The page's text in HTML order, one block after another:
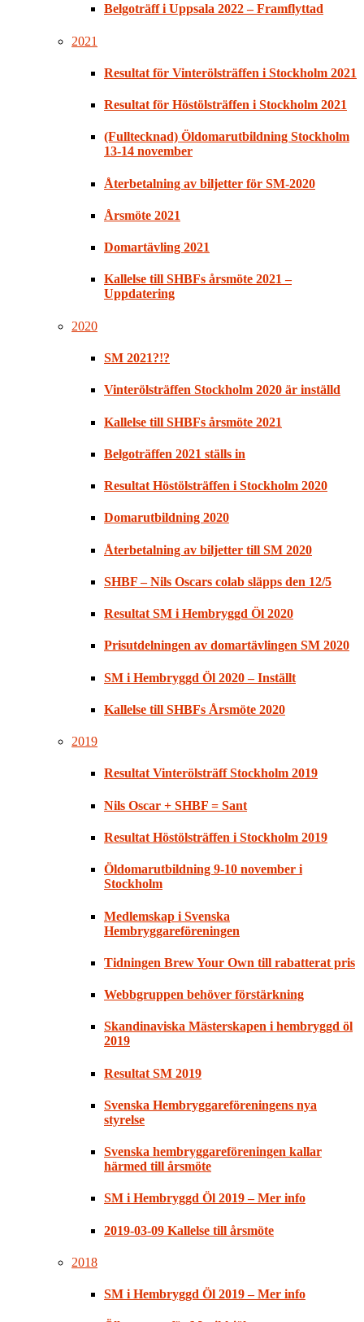
Belgoträff i Uppsala 2022 – Framflyttad
2021
Resultat för Vinterölsträffen i Stockholm 2021
Resultat för Höstölsträffen i Stockholm 2021
(Fulltecknad) Öldomarutbildning Stockholm
13-14 november
Återbetalning av biljetter för SM-2020
Årsmöte 2021
Domartävling 2021
Kallelse till SHBFs årsmöte 2021 –
Uppdatering
2020
SM 2021?!?
Vinterölsträffen Stockholm 2020 är inställd
Kallelse till SHBFs årsmöte 2021
Belgoträffen 2021 ställs in
Resultat Höstölsträffen i Stockholm 2020
Domarutbildning 2020
Återbetalning av biljetter till SM 2020
SHBF – Nils Oscars colab släpps den 12/5
Resultat SM i Hembryggd Öl 2020
Prisutdelningen av domartävlingen SM 2020
SM i Hembryggd Öl 2020 – Inställt
Kallelse till SHBFs Årsmöte 2020
2019
Resultat Vinterölsträff Stockholm 2019
Nils Oscar + SHBF = Sant
Resultat Höstölsträffen i Stockholm 2019
Öldomarutbildning 9-10 november i
Stockholm
Medlemskap i Svenska
Hembryggareföreningen
Tidningen Brew Your Own till rabatterat pris
Webbgruppen behöver förstärkning
Skandinaviska Mästerskapen i hembryggd öl
2019
Resultat SM 2019
Svenska Hembryggareföreningens nya
styrelse
Svenska hembryggareföreningen kallar
härmed till årsmöte
SM i Hembryggd Öl 2019 – Mer info
2019-03-09 Kallelse till årsmöte
2018
SM i Hembryggd Öl 2019 – Mer info